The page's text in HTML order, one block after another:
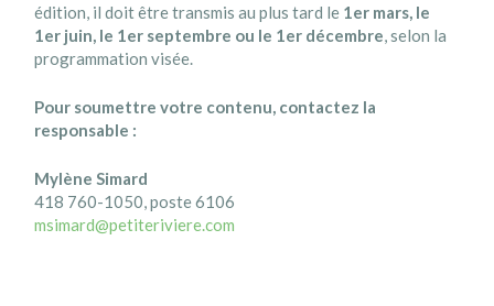
édition, il doit être transmis au plus tard le 1er mars, le
1er juin, le 1er septembre ou le 1er décembre , selon la
programmation visée.
Pour soumettre votre contenu, contactez la
responsable :
Mylène Simard
418 760-1050, poste 6106
msimard@petiteriviere.com